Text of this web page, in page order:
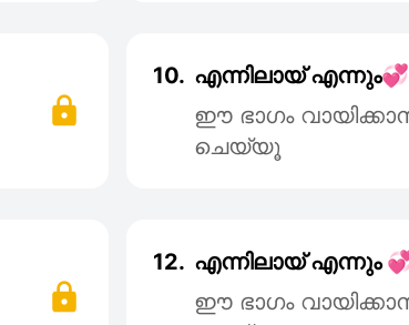
10. എന്നിലായ്
ഈ ഭാഗം
ചെയ്യൂ
12. എന്നിലായ് എന്നും 💞
ഈ ഭാഗം